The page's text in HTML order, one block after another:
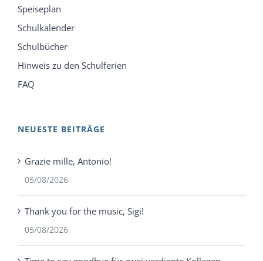
Speiseplan
Schulkalender
Schulbücher
Hinweis zu den Schulferien
FAQ
NEUESTE BEITRÄGE
Grazie mille, Antonio!
05/08/2026
Thank you for the music, Sigi!
05/08/2026